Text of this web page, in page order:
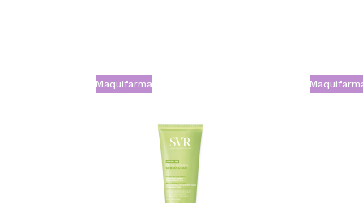
ICH
Durch die Erstellung
Einkäufe schnell
ESPAÑOL
Maquifarma